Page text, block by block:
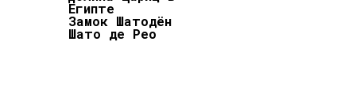
Египте
Замок Шатодён
Шато де Рео